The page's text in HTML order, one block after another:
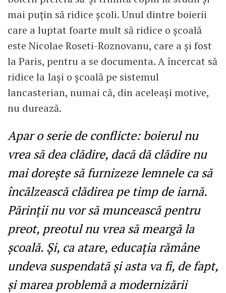
mai puțin să ridice școli. Unul dintre boierii
care a luptat foarte mult să ridice o școală
este Nicolae Roseti-Roznovanu, care a și fost
la Paris, pentru a se documenta. A încercat să
ridice la Iași o școală pe sistemul
lancasterian, numai că, din aceleași motive,
nu durează.
Apar o serie de conflicte: boierul nu
vrea să dea clădire, dacă dă clădire nu
mai doreşte să furnizeze lemnele ca să
încălzească clădirea pe timp de iarnă.
Părinții nu vor să muncească pentru
preot, preotul nu vrea să meargă la
școală. Și, ca atare, educația rămâne
undeva suspendată și asta va fi, de fapt,
și marea problemă a modernizării